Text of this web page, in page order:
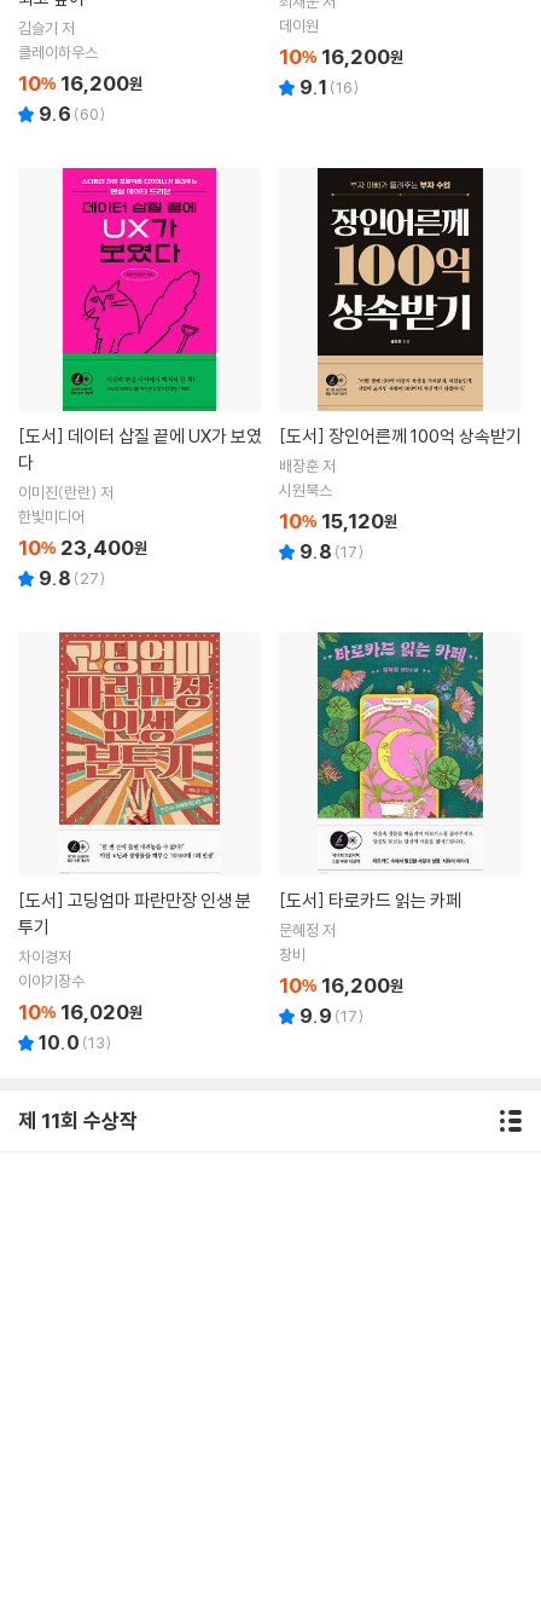
김슬기 저
클레이하우스
10% 16,200원
9.6 (60)
데이원
10% 16,200원
9.1 (16)
[도서]
다
이미진(란란) 저
한빛미디어
10% 23,400원
9.8 (27)
[도서] 장인어른께 100억 상속받기
배장훈 저
시원북스
10% 15,120원
9.8 (17)
[도서]
투기
차이경저
이야기장수
10% 16,020원
10.0 (13)
[도서] 타로카드 읽는 카페
문혜정 저
창비
10% 16,200원
9.9 (17)
제 11회 수상작